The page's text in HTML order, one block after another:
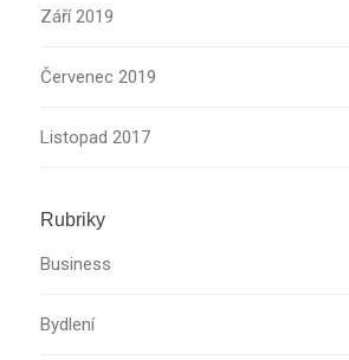
Září 2019
Červenec 2019
Listopad 2017
Rubriky
Business
Bydlení